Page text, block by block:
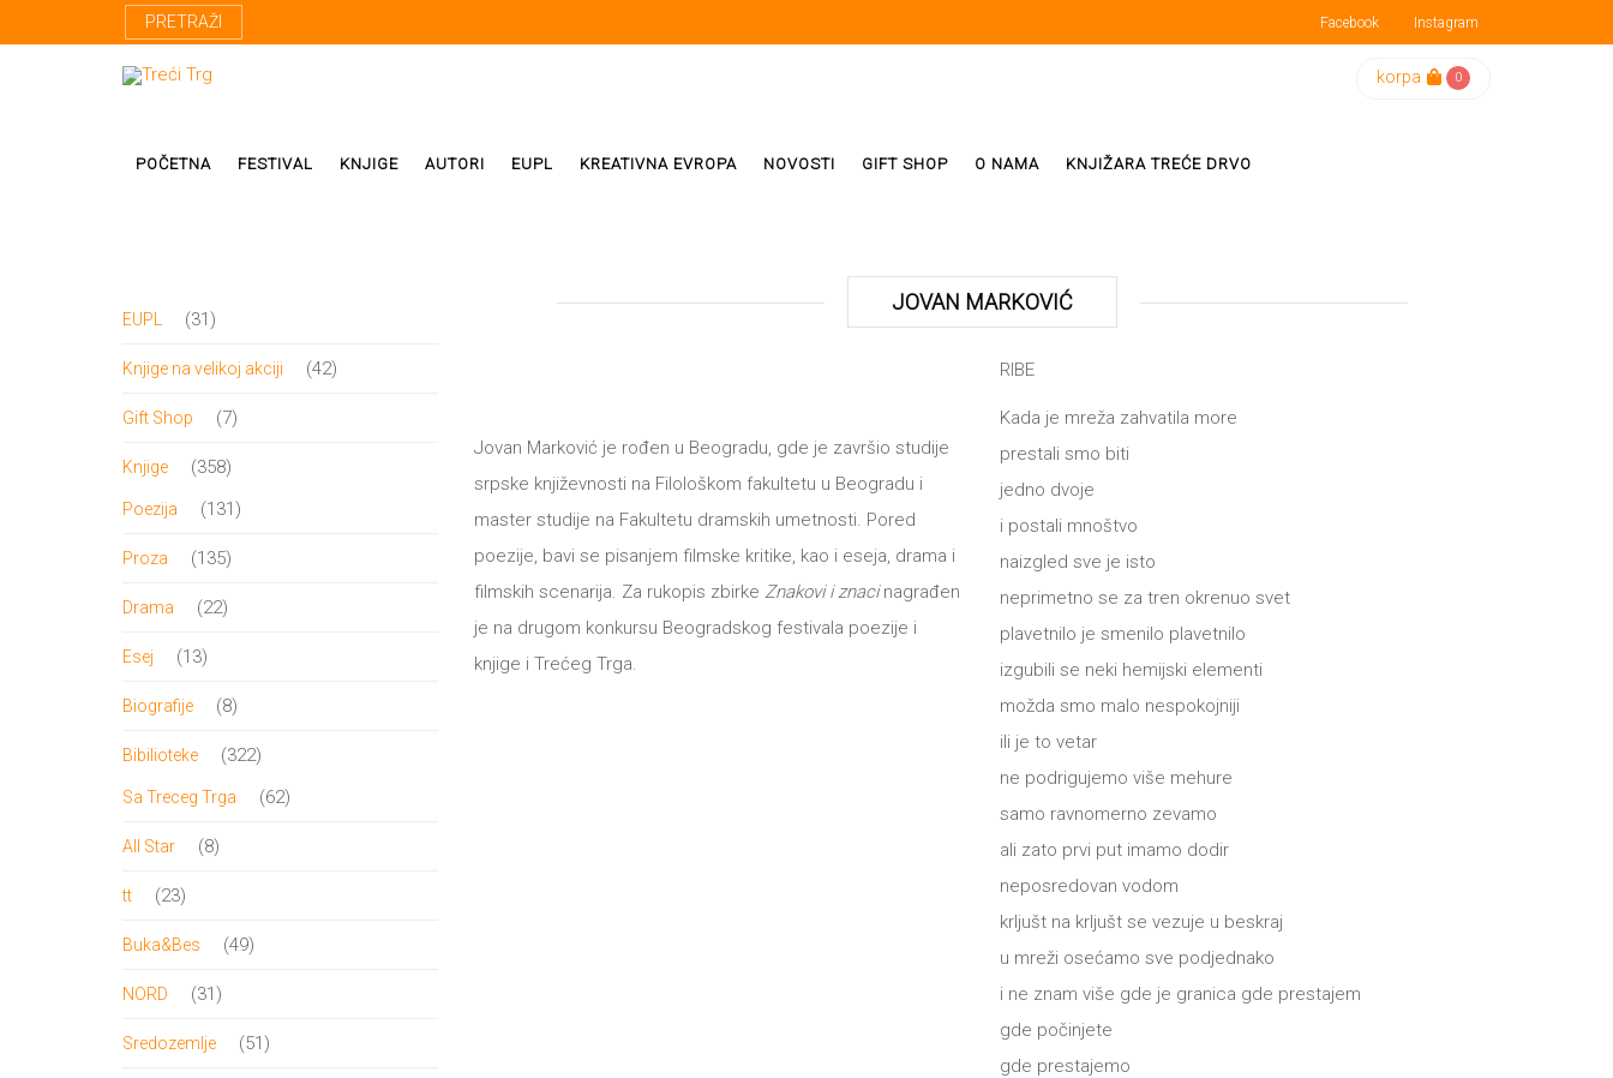
PRETRAŽI Facebook Instagram
korpa 0
POČETNA FESTIVAL KNJIGE AUTORI EUPL KREATIVNA EVROPA NOVOSTI GIFT SHOP O NAMA KNJIŽARA TREĆE DRVO
JOVAN MARKOVIĆ
Jovan Marković je rođen u Beogradu, gde je završio studije
srpske književnosti na Filološkom fakultetu u Beogradu i
master studije na Fakultetu dramskih umetnosti. Pored
poezije, bavi se pisanjem filmske kritike, kao i eseja, drama i
filmskih scenarija. Za rukopis zbirke Znakovi i znacinagrađen
je na drugom konkursu Beogradskog festivala poezije i
knjige i Trećeg Trga.
RIBE
Kada je mreža zahvatila more
prestali smo biti
jedno dvoje
i postali mnoštvo
naizgled sve je isto
neprimetno se za tren okrenuo svet
plavetnilo je smenilo plavetnilo
izgubili se neki hemijski elementi
možda smo malo nespokojniji
ili je to vetar
ne podrigujemo više mehure
samo ravnomerno zevamo
ali zato prvi put imamo dodir
neposredovan vodom
krljušt na krljušt se vezuje u beskraj
u mreži osećamo sve podjednako
i ne znam više gde je granica gde prestajem
gde počinjete
gde prestajemo
EUPL 3131
Knjige na velikoj akciji 4242
Gift Shop 77
Knjige 358358
proizvoda
Poezija 131131
Proza 135135
Drama 2222
Esej 1313
Biografije 88
Bibilioteke 322322
proizvoda
Sa Treceg Trga 6262
All Star 88
tt 2323
Buka&Bes 4949
NORD 3131
Sredozemlje 5151